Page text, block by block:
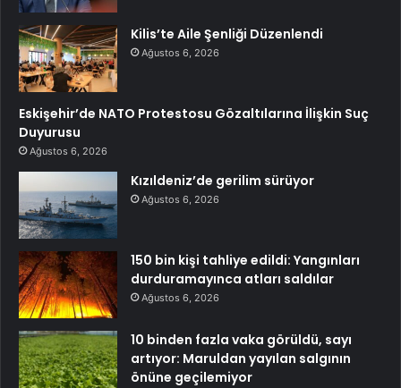
Kilis’te Aile Şenliği Düzenlendi
Ağustos 6, 2026
Eskişehir’de NATO Protestosu Gözaltılarına İlişkin Suç
Duyurusu
Ağustos 6, 2026
Kızıldeniz’de gerilim sürüyor
Ağustos 6, 2026
150 bin kişi tahliye edildi: Yangınları
durduramayınca atları saldılar
Ağustos 6, 2026
10 binden fazla vaka görüldü, sayı
artıyor: Maruldan yayılan salgının
önüne geçilemiyor